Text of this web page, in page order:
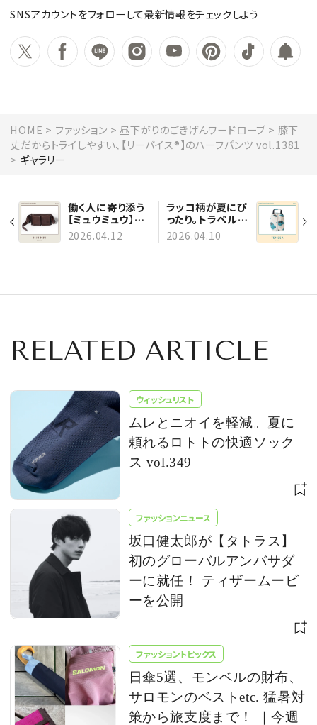
SNSアカウントをフォローして最新情報をチェックしよう
HOME ファッション 昼下がりのごきげんワードローブ
膝下
丈だからトライしやすい、【リーバイス®︎】のハーフパンツ vol.1381
ギャラリー
働く人に寄り添う
【ミュウミュウ】の
バッグ vol.1382
2026.04.12
ラッコ柄が夏にぴ
ったり。トラベルポ
ーチとしても使え
る【テンベア】のバ
2026.04.10
RELATED ARTICLE
ウィッシュリスト
ムレとニオイを軽減。夏に
頼れるロトトの快適ソック
ス vol.349
ファッションニュース
坂口健太郎が【タトラス】
初のグローバルアンバサダ
ーに就任！ ティザームービ
ーを公開
ファッショントピックス
日傘5選、モンベルの財布、
サロモンのベストetc. 猛暑対
策から旅支度まで！ ｜今週